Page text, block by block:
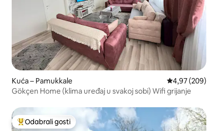
Kuća – Pamukkale Prosječna
4,97 (209)
Gökçen Home (klima uređaj u svakoj sobi) Wifi grijanje
Među najviše rangiranima s oznakom „Odabrali gosti”
Odabrali gosti